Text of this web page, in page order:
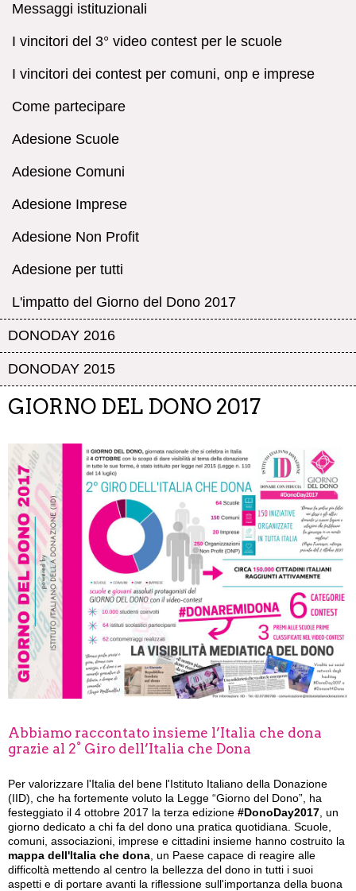
Messaggi istituzionali
I vincitori del 3° video contest per le scuole
I vincitori dei contest per comuni, onp e imprese
Come partecipare
Adesione Scuole
Adesione Comuni
Adesione Imprese
Adesione Non Profit
Adesione per tutti
L'impatto del Giorno del Dono 2017
DONODAY 2016
DONODAY 2015
GIORNO DEL DONO 2017
Abbiamo raccontato insieme l’Italia che dona
grazie al 2° Giro dell’Italia che Dona
Per valorizzare l'Italia del bene l'Istituto Italiano della Donazione
(IID), che ha fortemente voluto la Legge “Giorno del Dono”, ha
festeggiato il 4 ottobre 2017 la terza edizione #DonoDay2017 , un
giorno dedicato a chi fa del dono una pratica quotidiana. Scuole,
comuni, associazioni, imprese e cittadini insieme hanno costruito la
mappa dell'Italia che dona , un Paese capace di reagire alle
difficoltà mettendo al centro la bellezza del dono in tutti i suoi
aspetti e di portare avanti la riflessione sull'importanza della buona